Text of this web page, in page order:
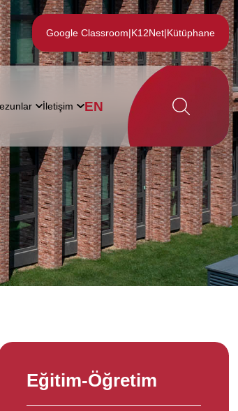
Google Classroom|K12Net|Kütüphane
İletişim EN
Eğitim-Öğretim